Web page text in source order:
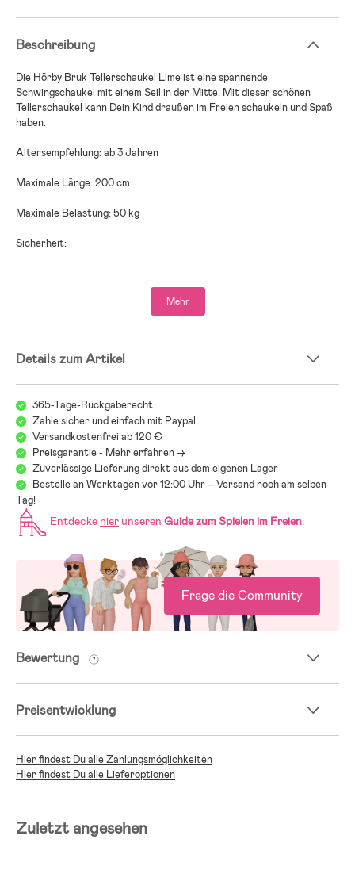
Beschreibung
Die Hörby Bruk Tellerschaukel Lime ist eine spannende
Schwingschaukel mit einem Seil in der Mitte. Mit dieser schönen
Tellerschaukel kann Dein Kind draußen im Freien schaukeln und Spaß
haben.
Altersempfehlung: ab 3 Jahren
Maximale Länge: 200 cm
Maximale Belastung: 50 kg
Sicherheit:
regelmäßig, um Unfälle durch Stürze zu vermeiden.
- Nicht geeignet für Kinder unter 3 Jahren.
oder Einklemmen zu vermeiden.
- Durch regelmäßige Überprüfung der Aufhängungen und
Befestigungen können Sturzunfälle vermieden werden.
Mehr
Details zum Artikel
365-Tage-Rückgaberecht
Zahle sicher und einfach mit Paypal
Versandkostenfrei ab 120 €
Preisgarantie - Mehr erfahren ->
Zuverlässige Lieferung direkt aus dem eigenen Lager
Bestelle an Werktagen vor 12:00 Uhr – Versand noch am selben
Tag!
Entdecke hier unseren Guide zum Spielen im Freien.
Frage die Community
Bewertung
Preisentwicklung
Hier findest Du alle Zahlungsmöglichkeiten
Hier findest Du alle Lieferoptionen
Zuletzt angesehen